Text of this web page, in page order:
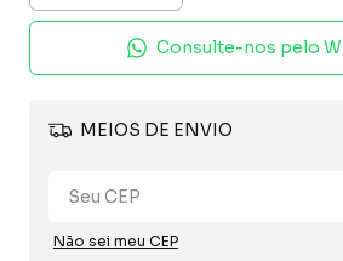
Consulte-nos pelo
MEIOS DE ENVIO
Não sei meu CEP